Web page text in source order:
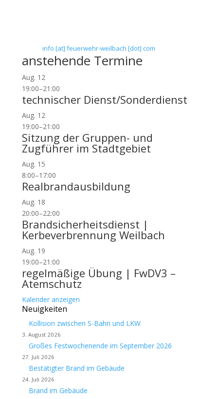
info [at] feuerwehr-weilbach [dot] com
anstehende Termine
Aug. 12
19:00–21:00
technischer Dienst/Sonderdienst
Aug. 12
19:00–21:00
Sitzung der Gruppen- und
Zugführer im Stadtgebiet
Aug. 15
8:00–17:00
Realbrandausbildung
Aug. 18
20:00–22:00
Brandsicherheitsdienst |
Kerbeverbrennung Weilbach
Aug. 19
19:00–21:00
regelmäßige Übung | FwDV3 –
Atemschutz
Kalender anzeigen
Neuigkeiten
Kollision zwischen S-Bahn und LKW
3. August 2026
Großes Festwochenende im September 2026
27. Juli 2026
Bestätigter Brand im Gebäude
24. Juli 2026
Brand im Gebäude